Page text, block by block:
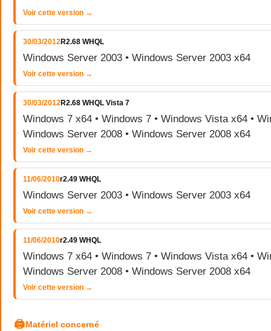
Voir cette version →
30/03/2012R2.68 WHQL
Windows Server 2003 • Windows Server 2003 x64
Voir cette version →
30/03/2012R2.68 WHQL Vista 7
Windows 7 x64 • Windows 7 • Windows Vista x64 •
Windows Server 2008 • Windows Server 2008 x64
Voir cette version →
11/06/2010r2.49 WHQL
Windows Server 2003 • Windows Server 2003 x64
Voir cette version →
11/06/2010r2.49 WHQL
Windows 7 x64 • Windows 7 • Windows Vista x64 •
Windows Server 2008 • Windows Server 2008 x64
Voir cette version →
🖨Matériel concerné